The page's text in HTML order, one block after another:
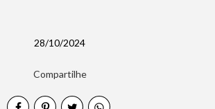
28/10/2024
Compartilhe